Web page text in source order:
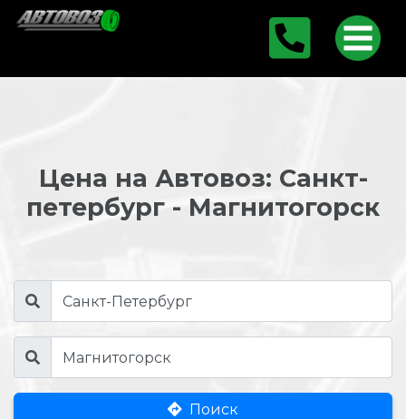
Цена на Автовоз: Санкт-
петербург - Магнитогорск
Поиск